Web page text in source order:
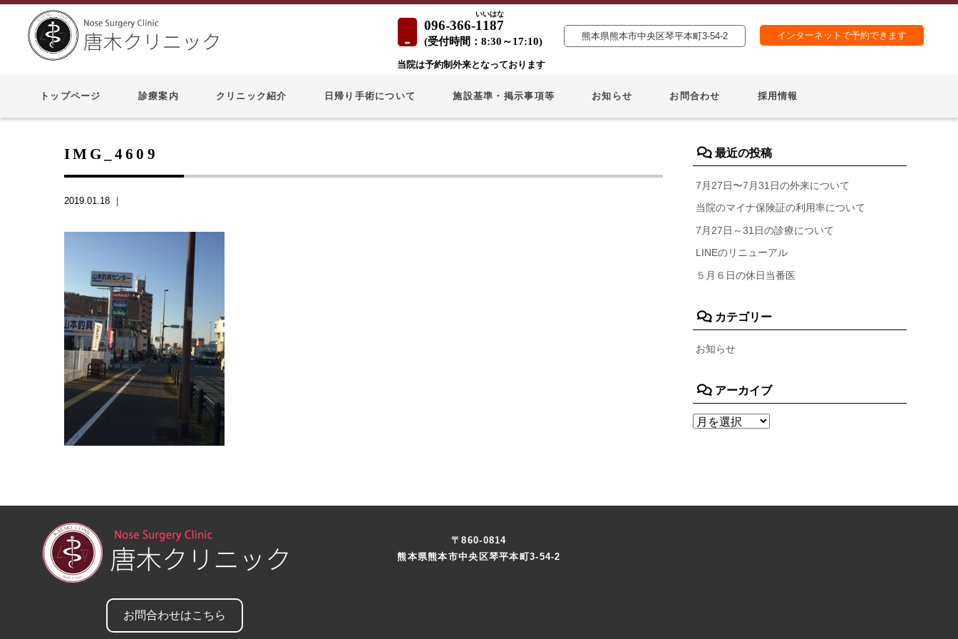
096-366-1187
いいはな
(受付時間： 8:30～17:10)
当院は予約制外来となっております
熊本県熊本市中央区琴平本町3-54-2 インターネットで予約できます
トップページ 診療案内 クリニック紹介 日帰り手術について 施設基準・掲示事項等 お知らせ お問合わせ 採用情報
IMG_4609
2019.01.18 ｜
最近の投稿
7月27日〜7月31日の外来について
当院のマイナ保険証の利用率について
7月27日～31日の診療について
LINEのリニューアル
５月６日の休日当番医
カテゴリー
お知らせ
アーカイブ
お問合わせはこちら
〒860-0814
熊本県熊本市中央区琴平本町3-54-2